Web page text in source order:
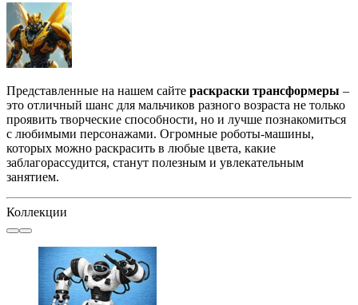
Представленные на нашем сайте раскраски трансформеры –
это отличный шанс для мальчиков разного возраста не только
проявить творческие способности, но и лучше познакомиться
с любимыми персонажами. Огромные роботы-машины,
которых можно раскрасить в любые цвета, какие
заблагорассудится, станут полезным и увлекательным
занятием.
Коллекции